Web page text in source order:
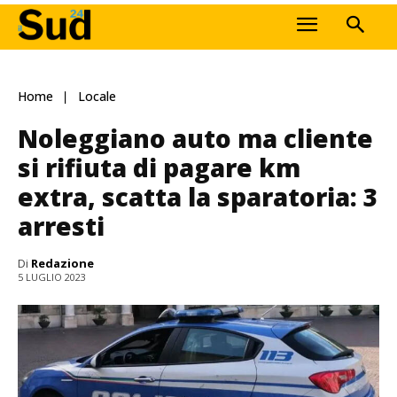
Home Locale
Noleggiano auto ma cliente
si rifiuta di pagare km
extra, scatta la sparatoria: 3
arresti
Di Redazione
5 LUGLIO 2023